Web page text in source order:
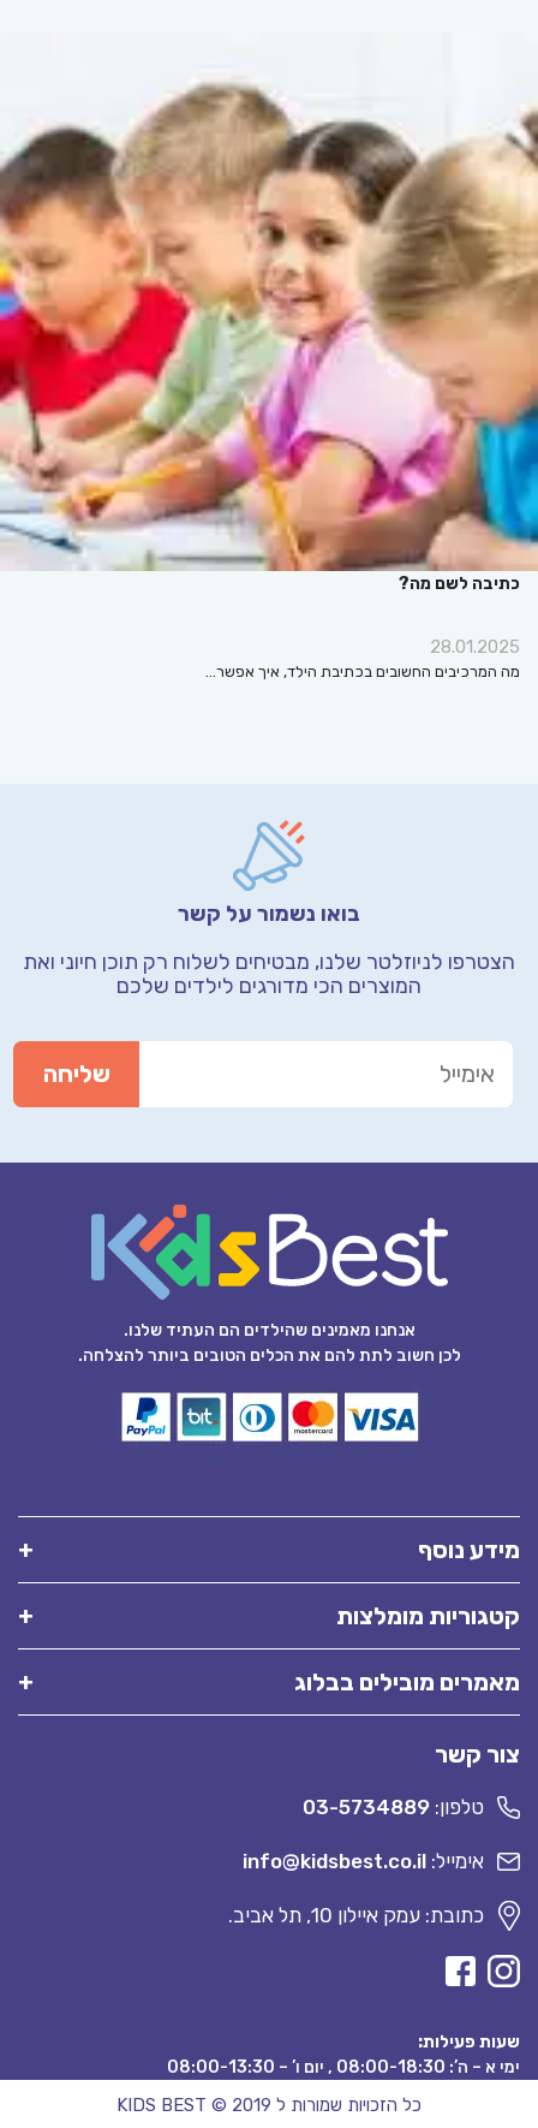
כתיבה לשם מה?
28.01.2025
מה המרכיבים החשובים בכתיבת הילד, איך אפשר…
בואו נשמור על קשר
הצטרפו לניוזלטר שלנו, מבטיחים לשלוח רק תוכן חיוני ואת
המוצרים הכי מדורגים לילדים שלכם
אנחנו מאמינים שהילדים הם העתיד שלנו.
לכן חשוב לתת להם את הכלים הטובים ביותר להצלחה.
מידע נוסף
קטגוריות מומלצות
מאמרים מובילים בבלוג
צור קשר
טלפון: 03-5734889
אימייל: info@kidsbest.co.il
כתובת: עמק איילון 10, תל אביב.
שעות פעילות:
ימי א – ה’: 08:00-18:30 , יום ו’ – 08:00-13:30
כל הזכויות שמורות ל KIDS BEST © 2019